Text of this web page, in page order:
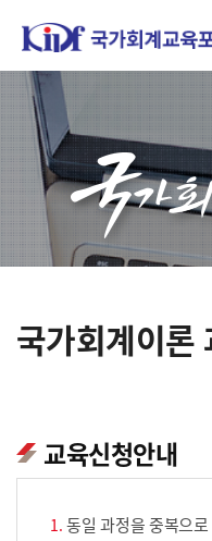
국가회계이론
교육신청안내
동일 과정을 중복으